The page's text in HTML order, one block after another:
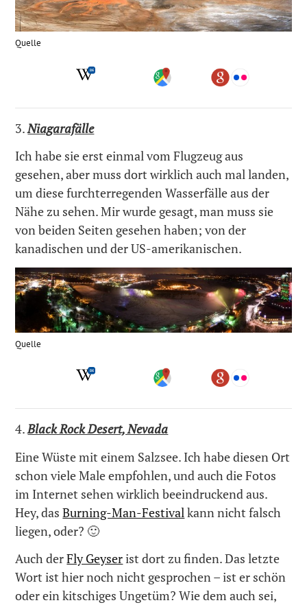
Quelle
3.Niagarafälle
Ich habe sie erst einmal vom Flugzeug aus
gesehen, aber muss dort wirklich auch mal landen,
um diese furchterregenden Wasserfälle aus der
Nähe zu sehen. Mir wurde gesagt, man muss sie
von beiden Seiten gesehen haben; von der
kanadischen und der US-amerikanischen.
Quelle
4.Black Rock Desert, Nevada
Eine Wüste mit einem Salzsee. Ich habe diesen Ort
schon viele Male empfohlen, und auch die Fotos
im Internet sehen wirklich beeindruckend aus.
Hey, dasBurning-Man-Festival kann nicht falsch
liegen, oder? 🙂
Auch derFly Geyserist dort zu finden. Das letzte
Wort ist hier noch nicht gesprochen – ist er schön
oder ein kitschiges Ungetüm? Wie dem auch sei,